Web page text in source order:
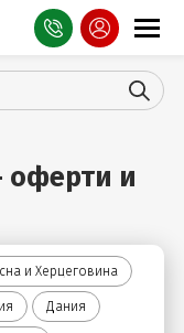
оферти и
и Херцеговина
Дания